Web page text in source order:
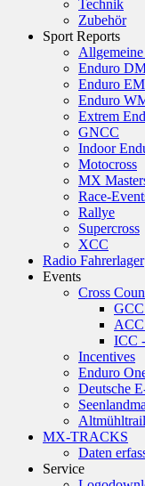
Technik
Zubehör
Sport Reports
Enduro
Enduro EM
Enduro
Extrem
GNCC
Indoor
Motocross
MX
Race-
Rallye
Supercross
XCC
Radio Fahrerlager
Events
Cross
ICC
Incentives
Enduro
Deutsche
Altmühltrail
MX-TRACKS
Daten
Service